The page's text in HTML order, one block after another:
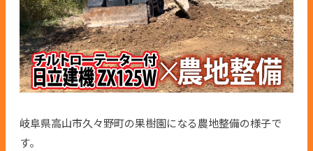
岐阜県高山市久々野町の果樹園になる農地整備の様子で
す。